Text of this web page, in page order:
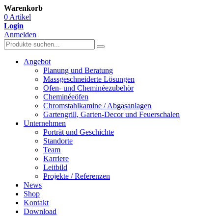
Warenkorb
0 Artikel
Login
Anmelden
Angebot
Planung und Beratung
Massgeschneiderte Lösungen
Ofen- und Cheminéezubehör
Cheminéeöfen
Chromstahlkamine / Abgasanlagen
Gartengrill, Garten-Decor und Feuerschalen
Unternehmen
Porträt und Geschichte
Standorte
Team
Karriere
Leitbild
Projekte / Referenzen
News
Shop
Kontakt
Download